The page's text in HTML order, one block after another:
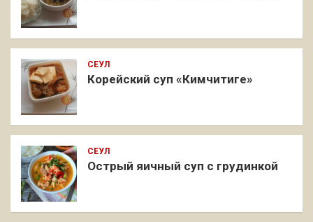
СЕУЛ
Корейский суп «Кимчитиге»
СЕУЛ
Острый яичный суп с грудинкой